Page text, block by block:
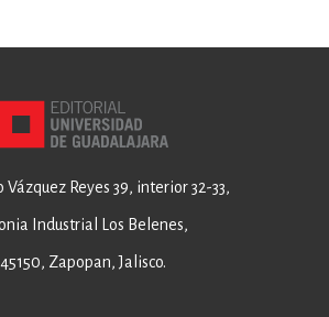
Vázquez Reyes 39, interior 32-33,
Industrial Los Belenes,
45150, Zapopan, Jalisco.